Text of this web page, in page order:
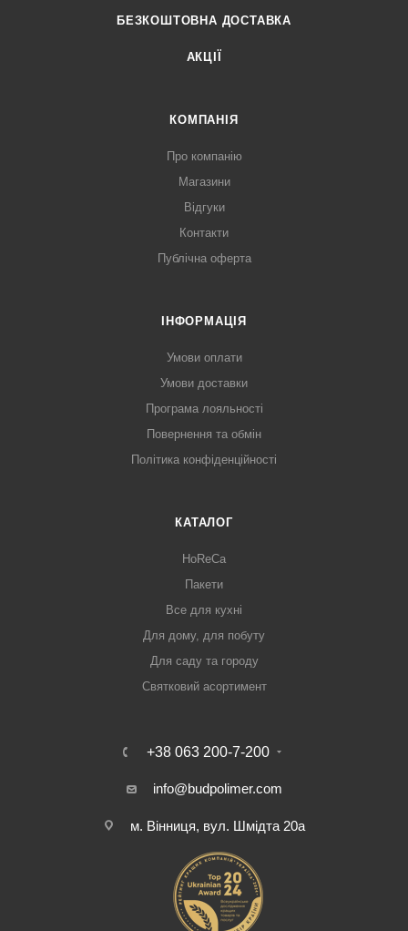
БЕЗКОШТОВНА ДОСТАВКА
АКЦІЇ
КОМПАНІЯ
Про компанію
Магазини
Відгуки
Контакти
Публічна оферта
ІНФОРМАЦІЯ
Умови оплати
Умови доставки
Програма лояльності
Повернення та обмін
Політика конфіденційності
КАТАЛОГ
HoReCa
Пакети
Все для кухні
Для дому, для побуту
Для саду та городу
Святковий асортимент
+38 063 200-7-200
info@budpolimer.com
м. Вінниця, вул. Шмідта 20а